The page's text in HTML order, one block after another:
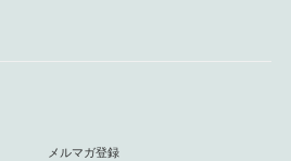
メルマガ登録